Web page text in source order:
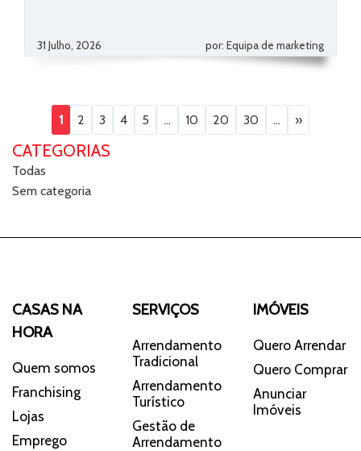
31 Julho, 2026 por: Equipa de marketing
1 2 3 4 5 ... 10 20 30 ... »
CATEGORIAS
Todas
Sem categoria
CASAS NA
HORA
Quem somos
Franchising
Lojas
Emprego
SERVIÇOS
Arrendamento
Tradicional
Arrendamento
Turístico
Gestão de
Arrendamento
IMÓVEIS
Quero Arrendar
Quero Comprar
Anunciar
Imóveis